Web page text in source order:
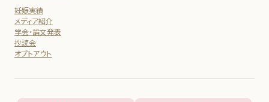
妊娠実績
メディア紹介
学会・論文発表
抄読会
オプトアウト